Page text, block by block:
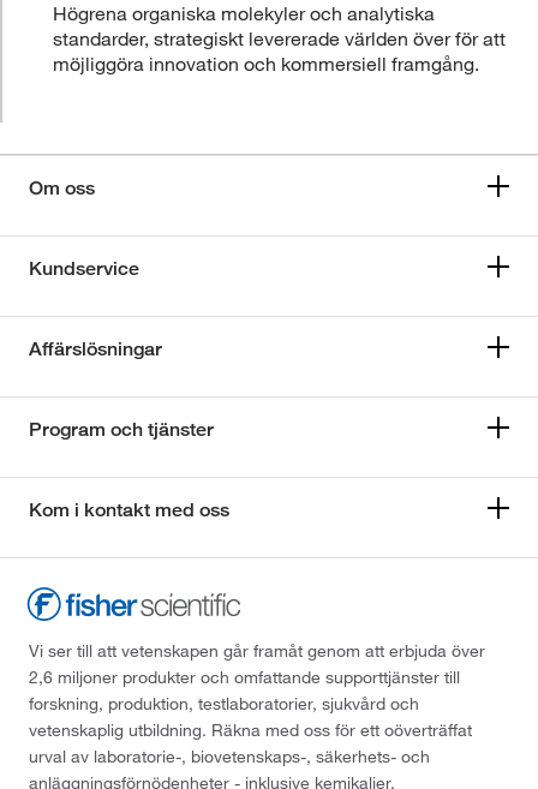
Högrena organiska molekyler och analytiska
standarder, strategiskt levererade världen över för att
möjliggöra innovation och kommersiell framgång.
Om oss
Kundservice
Affärslösningar
Program och tjänster
Kom i kontakt med oss
Vi ser till att vetenskapen går framåt genom att erbjuda över
2,6 miljoner produkter och omfattande supporttjänster till
forskning, produktion, testlaboratorier, sjukvård och
vetenskaplig utbildning. Räkna med oss för ett oöverträffat
urval av laboratorie-, biovetenskaps-, säkerhets- och
anläggningsförnödenheter - inklusive kemikalier,